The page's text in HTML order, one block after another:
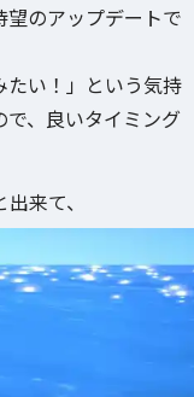
のアップデートで
たい！」という気持
、良いタイミング
来て、